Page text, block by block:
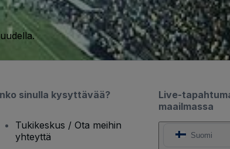
Live-
maailmassa
Suomi
sinulla kysyttävää?
Tukikeskus / Ota meihin
yhteyttä